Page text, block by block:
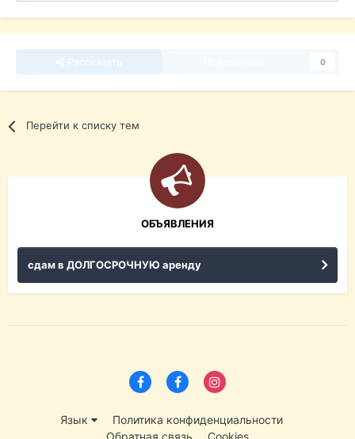
0
Перейти к списку тем
ОБЪЯВЛЕНИЯ
сдам в ДОЛГОСРОЧНУЮ аренду
Язык
Политика конфиденциальности
Обратная связь
Cookies